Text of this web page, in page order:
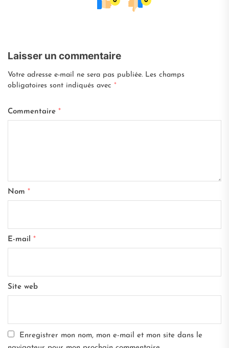
Laisser un commentaire
Votre adresse e-mail ne sera pas publiée. Les champs
obligatoires sont indiqués avec *
Commentaire *
Nom *
E-mail *
Site web
Enregistrer mon nom, mon e-mail et mon site dans le